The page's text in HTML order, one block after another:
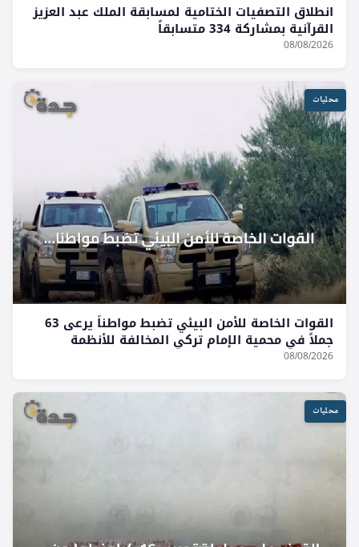
انطلاق التصفيات الختامية لمسابقة الملك عبد العزيز
القرآنية بمشاركة 334 متسابقاً
08/08/2026
محليات
القوات الخاصة للأمن البيئي تضبط مواطناً يرعى 63
جملاً في محمية الإمام تركي المخالفة للأنظمة
08/08/2026
محليات